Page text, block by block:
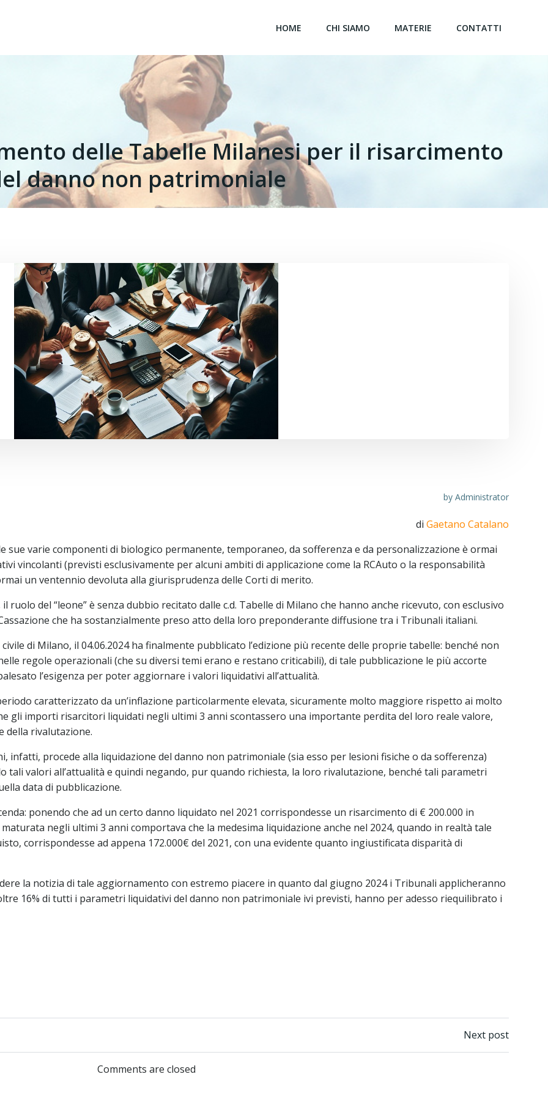
HOME CHI SIAMO MATERIE CONTATTI
delle Tabelle Milanesi per il risarcimento
danno non patrimoniale
by Administrator
di Gaetano Catalano
sue varie componenti di biologico permanente, temporaneo, da sofferenza e da personalizzazione è ormai
vincolanti (previsti esclusivamente per alcuni ambiti di applicazione come la RCAuto o la responsabilità
un ventennio devoluta alla giurisprudenza delle Corti di merito.
del “leone” è senza dubbio recitato dalle c.d. Tabelle di Milano che hanno anche ricevuto, con esclusivo
che ha sostanzialmente preso atto della loro preponderante diffusione tra i Tribunali italiani.
di Milano, il 04.06.2024 ha finalmente pubblicato l’edizione più recente delle proprie tabelle: benché non
regole operazionali (che su diversi temi erano e restano criticabili), di tale pubblicazione le più accorte
l’esigenza per poter aggiornare i valori liquidativi all’attualità.
caratterizzato da un’inflazione particolarmente elevata, sicuramente molto maggiore rispetto ai molto
gli importi risarcitori liquidati negli ultimi 3 anni scontassero una importante perdita del loro reale valore,
della rivalutazione.
infatti, procede alla liquidazione del danno non patrimoniale (sia esso per lesioni fisiche o da sofferenza)
tali valori all’attualità e quindi negando, pur quando richiesta, la loro rivalutazione, benché tali parametri
data di pubblicazione.
ponendo che ad un certo danno liquidato nel 2021 corrispondesse un risarcimento di € 200.000 in
negli ultimi 3 anni comportava che la medesima liquidazione anche nel 2024, quando in realtà tale
corrispondesse ad appena 172.000€ del 2021, con una evidente quanto ingiustificata disparità di
la notizia di tale aggiornamento con estremo piacere in quanto dal giugno 2024 i Tribunali applicheranno
16% di tutti i parametri liquidativi del danno non patrimoniale ivi previsti, hanno per adesso riequilibrato i
Next post
Comments are closed